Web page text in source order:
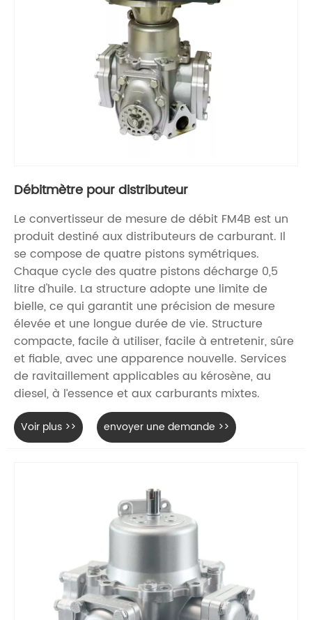
Débitmètre pour distributeur
Le convertisseur de mesure de débit FM4B est un
produit destiné aux distributeurs de carburant. Il
se compose de quatre pistons symétriques.
Chaque cycle des quatre pistons décharge 0,5
litre d'huile. La structure adopte une limite de
bielle, ce qui garantit une précision de mesure
élevée et une longue durée de vie. Structure
compacte, facile à utiliser, facile à entretenir, sûre
et fiable, avec une apparence nouvelle. Services
de ravitaillement applicables au kérosène, au
diesel, à l’essence et aux carburants mixtes.
Voir plus >> envoyer une demande >>